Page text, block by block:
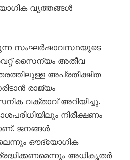
വൃത്തങ്ങൾ
സംഘർഷാവസ്ഥയുടെ
സൈന്യം അതീവ
അപ്രതീക്ഷിത
രാജ്യം
വക്താവ് അറിയിച്ചു.
നിരീക്ഷണം
ജനങ്ങൾ
ഔദ്യോഗിക
അധികൃതർ